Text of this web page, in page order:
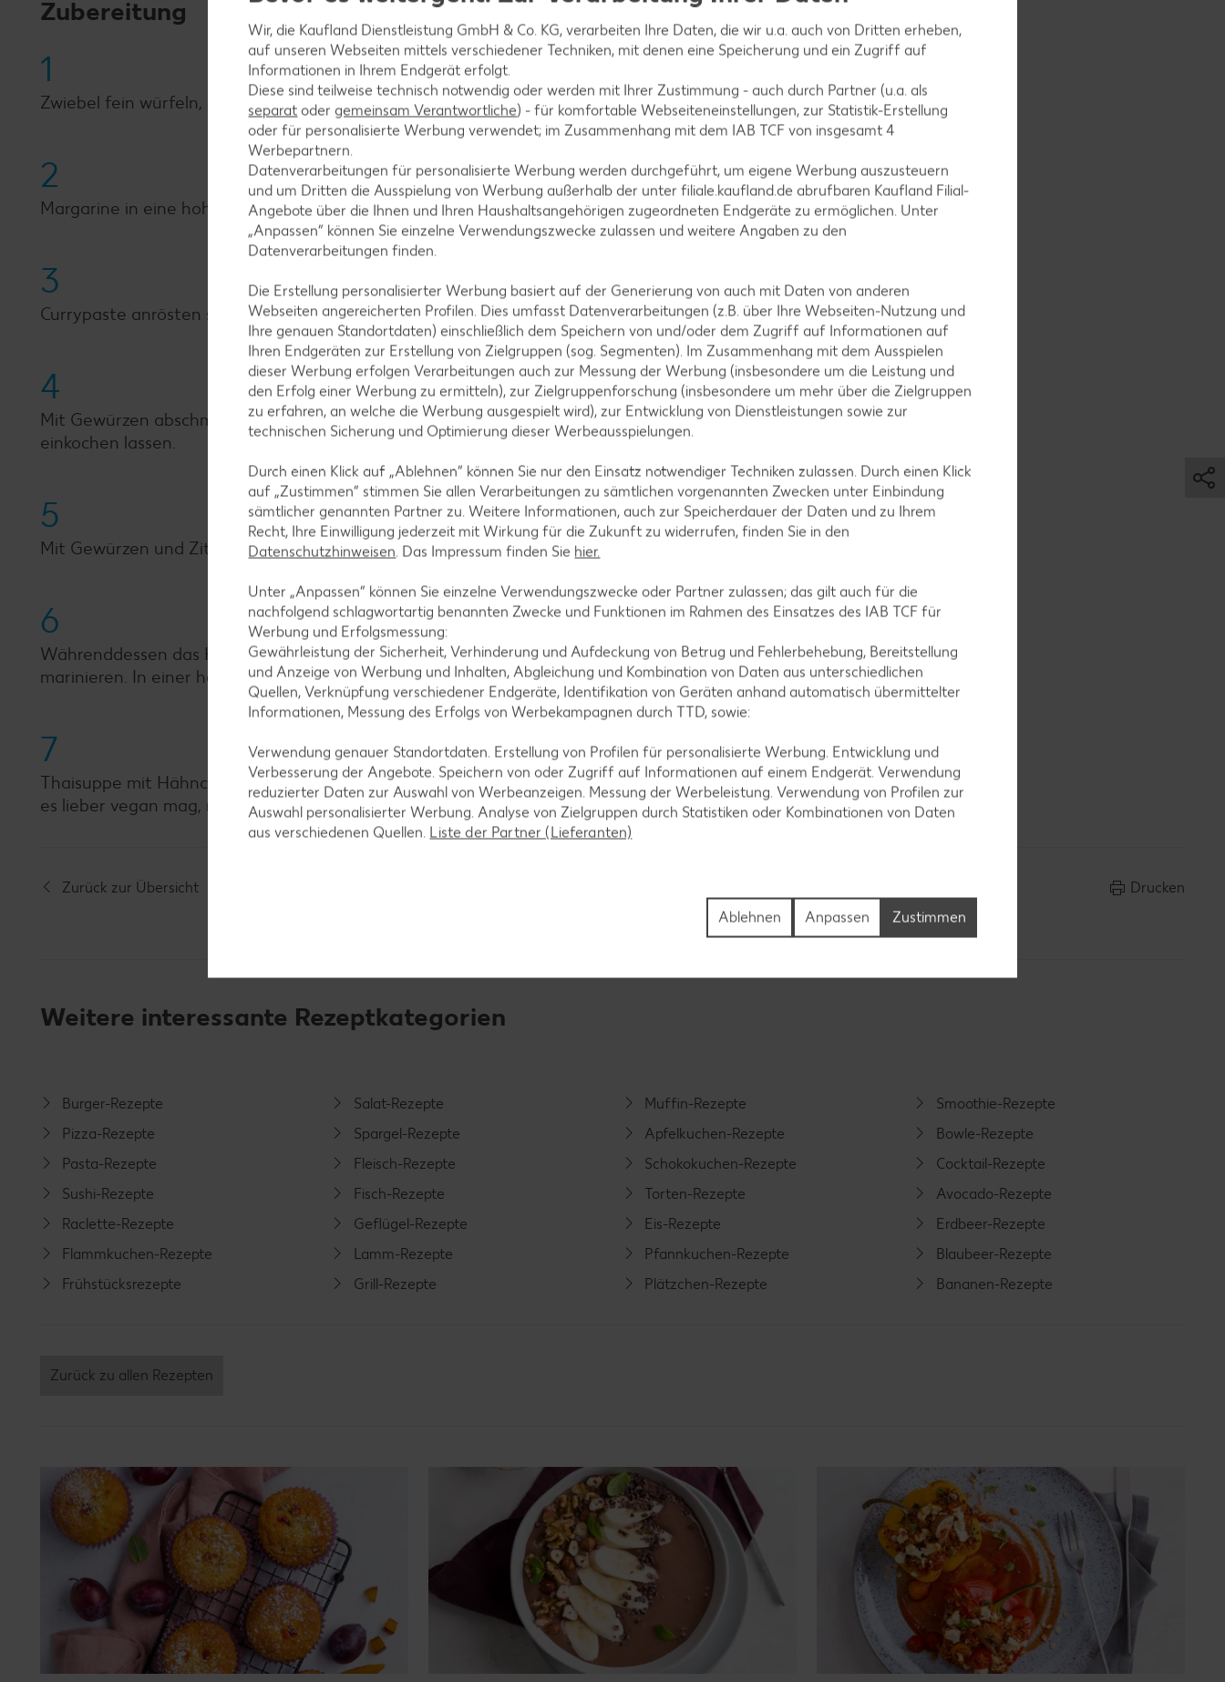
Zubereitung
1
Zwiebel fein würfeln, Knoblauch hacken und Ingwer klein würfeln.
2
Margarine in eine hohe Wok-Pfanne geben und die Zwiebel anschwitzen.
3
Currypaste anrösten sowie Knoblauch und Ingwer dazugeben.
4
Mit Gewürzen abschmecken und mit der Kokosmilch sowie der Gemüsebrühe ablöschen und circa 10 Minuten
einkochen lassen.
5
Mit Gewürzen und Zitrone abschmecken.
6
Währenddessen das Hühnchen in mundgerechte Stücke schneiden und mit Salz, Pfeffer und Currypaste
marinieren. In einer heißen Pfanne circa 5 Minuten rundherum scharf anbraten.
7
Thaisuppe mit Hähnchen und nach Wunsch mit Koriander, Chilischote oder Frühlingszwiebeln garnieren. Wer
es lieber vegan mag, nimmt statt des Fleisches Gemüse wie Paprika, Zucchini oder Champignons.
Zurück zur Übersicht Drucken
Weitere interessante Rezeptkategorien
Burger-Rezepte
Pizza-Rezepte
Pasta-Rezepte
Sushi-Rezepte
Raclette-Rezepte
Flammkuchen-Rezepte
Frühstücksrezepte
Salat-Rezepte
Spargel-Rezepte
Fleisch-Rezepte
Fisch-Rezepte
Geflügel-Rezepte
Lamm-Rezepte
Grill-Rezepte
Muffin-Rezepte
Apfelkuchen-Rezepte
Schokokuchen-Rezepte
Torten-Rezepte
Eis-Rezepte
Pfannkuchen-Rezepte
Plätzchen-Rezepte
Smoothie-Rezepte
Bowle-Rezepte
Cocktail-Rezepte
Avocado-Rezepte
Erdbeer-Rezepte
Blaubeer-Rezepte
Bananen-Rezepte
Zurück zu allen Rezepten
Wir, die Kaufland Dienstleistung GmbH & Co. KG, verarbeiten Ihre Daten, die wir u.a. auch von Dritten erheben,
auf unseren Webseiten mittels verschiedener Techniken, mit denen eine Speicherung und ein Zugriff auf
Informationen in Ihrem Endgerät erfolgt.
Diese sind teilweise technisch notwendig oder werden mit Ihrer Zustimmung - auch durch Partner (u.a. als
separat oder gemeinsam Verantwortliche) - für komfortable Webseiteneinstellungen, zur Statistik-Erstellung
oder für personalisierte Werbung verwendet; im Zusammenhang mit dem IAB TCF von insgesamt4
Werbepartnern.
Datenverarbeitungen für personalisierte Werbung werden durchgeführt, um eigene Werbung auszusteuern
und um Dritten die Ausspielung von Werbung außerhalb der unter filiale.kaufland.de abrufbaren Kaufland Filial-
Angebote über die Ihnen und Ihren Haushaltsangehörigen zugeordneten Endgeräte zu ermöglichen. Unter
„Anpassen“ können Sie einzelne Verwendungszwecke zulassen und weitere Angaben zu den
Datenverarbeitungen finden.
Die Erstellung personalisierter Werbung basiert auf der Generierung von auch mit Daten von anderen
Webseiten angereicherten Profilen. Dies umfasst Datenverarbeitungen (z.B. über Ihre Webseiten-Nutzung und
Ihre genauen Standortdaten) einschließlich dem Speichern von und/oder dem Zugriff auf Informationen auf
Ihren Endgeräten zur Erstellung von Zielgruppen (sog. Segmenten). Im Zusammenhang mit dem Ausspielen
dieser Werbung erfolgen Verarbeitungen auch zur Messung der Werbung (insbesondere um die Leistung und
den Erfolg einer Werbung zu ermitteln), zur Zielgruppenforschung (insbesondere um mehr über die Zielgruppen
zu erfahren, an welche die Werbung ausgespielt wird), zur Entwicklung von Dienstleistungen sowie zur
technischen Sicherung und Optimierung dieser Werbeausspielungen.
Durch einen Klick auf „Ablehnen“ können Sie nur den Einsatz notwendiger Techniken zulassen. Durch einen Klick
auf „Zustimmen“ stimmen Sie allen Verarbeitungen zu sämtlichen vorgenannten Zwecken unter Einbindung
sämtlicher genannten Partner zu. Weitere Informationen, auch zur Speicherdauer der Daten und zu Ihrem
Recht, Ihre Einwilligung jederzeit mit Wirkung für die Zukunft zu widerrufen, finden Sie in den
Datenschutzhinweisen. Das Impressum finden Sie hier.
Unter „Anpassen“ können Sie einzelne Verwendungszwecke oder Partner zulassen; das gilt auch für die
nachfolgend schlagwortartig benannten Zwecke und Funktionen im Rahmen des Einsatzes des IAB TCF für
Werbung und Erfolgsmessung:
Gewährleistung der Sicherheit, Verhinderung und Aufdeckung von Betrug und Fehlerbehebung, Bereitstellung
und Anzeige von Werbung und Inhalten, Abgleichung und Kombination von Daten aus unterschiedlichen
Quellen, Verknüpfung verschiedener Endgeräte, Identifikation von Geräten anhand automatisch übermittelter
Informationen, Messung des Erfolgs von Werbekampagnen durch TTD, sowie:
Verwendung genauer Standortdaten. Erstellung von Profilen für personalisierte Werbung. Entwicklung und
Verbesserung der Angebote. Speichern von oder Zugriff auf Informationen auf einem Endgerät. Verwendung
reduzierter Daten zur Auswahl von Werbeanzeigen. Messung der Werbeleistung. Verwendung von Profilen zur
Auswahl personalisierter Werbung. Analyse von Zielgruppen durch Statistiken oder Kombinationen von Daten
aus verschiedenen Quellen. Liste der Partner (Lieferanten)
Zustimmen
Anpassen
Ablehnen